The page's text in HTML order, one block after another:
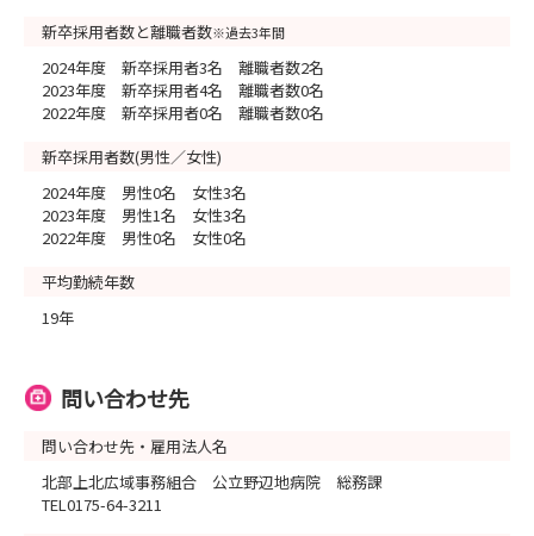
新卒採用者数と離職者数※過去3年間
2024年度 新卒採用者3名 離職者数2名
2023年度 新卒採用者4名 離職者数0名
2022年度 新卒採用者0名 離職者数0名
新卒採用者数(男性／女性)
2024年度 男性0名 女性3名
2023年度 男性1名 女性3名
2022年度 男性0名 女性0名
平均勤続年数
19年
問い合わせ先
問い合わせ先・雇用法人名
北部上北広域事務組合 公立野辺地病院 総務課
TEL0175-64-3211